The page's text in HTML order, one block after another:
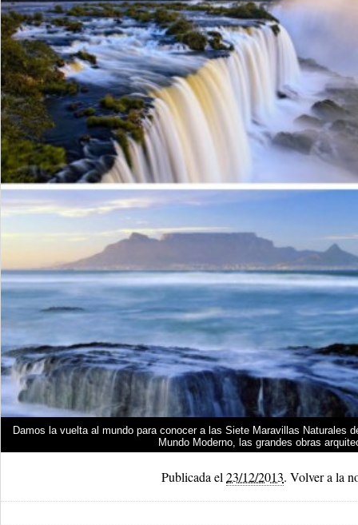
Damos la vuelta al mundo para conocer a las Siete Maravillas
Mundo Moderno, las grandes obras
Publicada el 23/12/2013. Volver a la